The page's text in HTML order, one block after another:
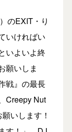
のEXIT・り
いければい
いよいよ終
願いしま
戦』の最長
Creepy Nut
いします！